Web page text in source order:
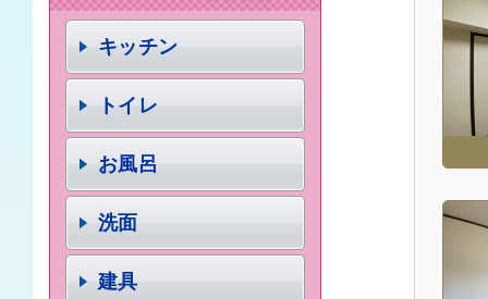
キッチン
トイレ
お風呂
洗面
建具